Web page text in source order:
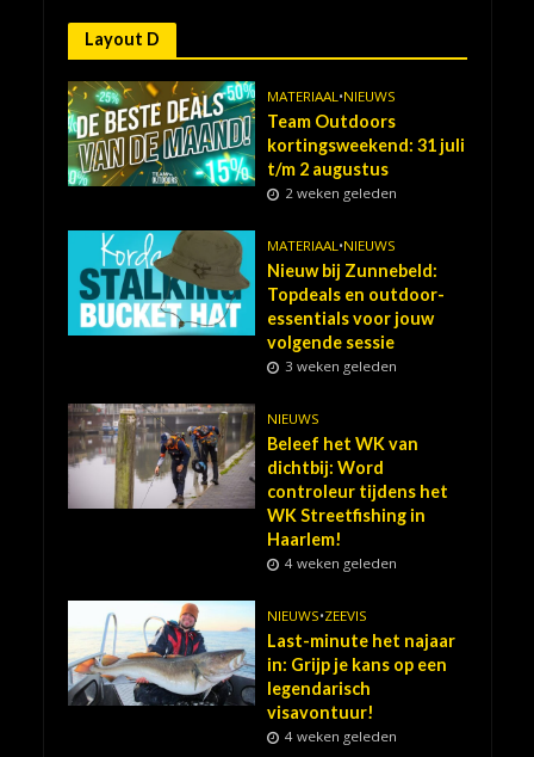
Layout D
MATERIAAL •NIEUWS
Team Outdoors
kortingsweekend: 31 juli
t/m 2 augustus
2 weken geleden
MATERIAAL •NIEUWS
Nieuw bij Zunnebeld:
Topdeals en outdoor-
essentials voor jouw
volgende sessie
3 weken geleden
NIEUWS
Beleef het WK van
dichtbij: Word
controleur tijdens het
WK Streetfishing in
Haarlem!
4 weken geleden
NIEUWS•ZEEVIS
Last-minute het najaar
in: Grijp je kans op een
legendarisch
visavontuur!
4 weken geleden